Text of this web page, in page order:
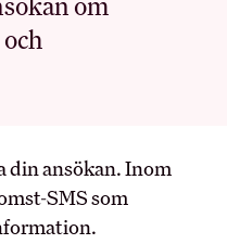
BRANSCH OCH
Myndighet
Skolinformation
Stipendium
din ansökan. Inom
SMS som